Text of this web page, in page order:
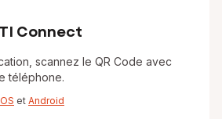
Connect
scannez le QR Code avec
téléphone.
et Android